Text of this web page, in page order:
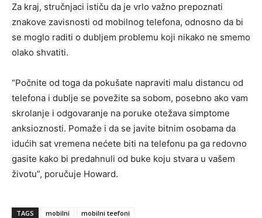
Za kraj, stručnjaci ističu da je vrlo važno prepoznati
znakove zavisnosti od mobilnog telefona, odnosno da bi
se moglo raditi o dubljem problemu koji nikako ne smemo
olako shvatiti.
“Počnite od toga da pokušate napraviti malu distancu od
telefona i dublje se povežite sa sobom, posebno ako vam
skrolanje i odgovaranje na poruke otežava simptome
anksioznosti. Pomaže i da se javite bitnim osobama da
idućih sat vremena nećete biti na telefonu pa ga redovno
gasite kako bi predahnuli od buke koju stvara u vašem
životu”, poručuje Howard.
TAGS mobilni mobilni teefoni